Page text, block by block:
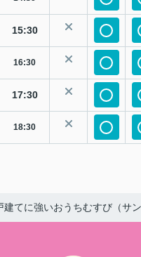
15:30
16:30
17:30
18:30
てに強いおうちむすび（サ